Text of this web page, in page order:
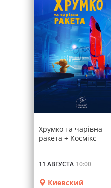
Хрумко та чарівна
ракета + Космікс
11 АВГУСТА 10:00
Киевский